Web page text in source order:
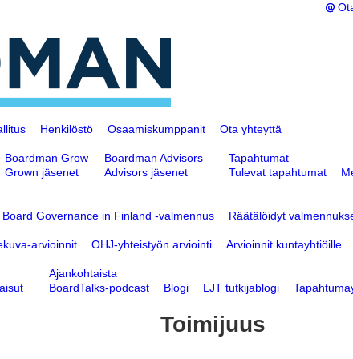
Henkilöstö Osaamiskumppanit
Ota yhteyttä
Boardman Grow
Grown jäsenet
Boardman Advisors
Advisors jäsenet
Tapahtumat
Tulevat tapahtumat
Governance in Finland -valmennus
Räätälöidyt
arvioinnit OHJ-yhteistyön arviointi Arvioinnit kuntayhtiöille
Ajankohtaista
BoardTalks-podcast
Blogi LJT tutkijablogi
Toimijuus